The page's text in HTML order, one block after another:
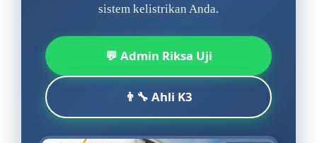
sistem kelistrikan Anda.
💬 Admin Riksa Uji
👨‍🔧 Ahli K3